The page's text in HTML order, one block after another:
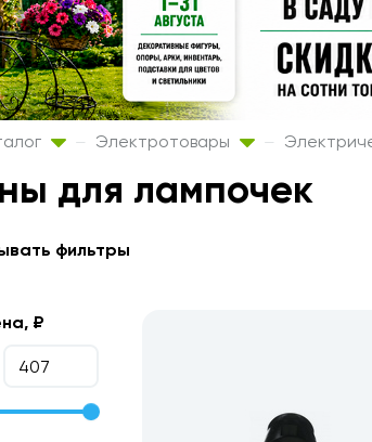
Электротовары
для лампочек
фильтры
₽